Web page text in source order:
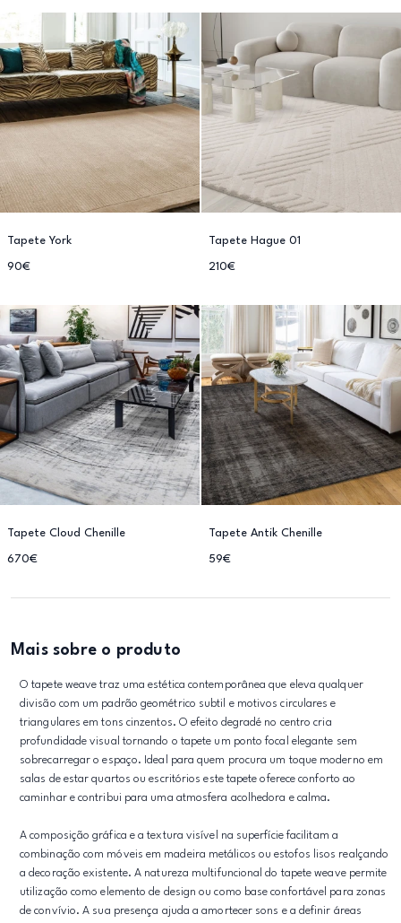
Tapete York
90€
Tapete Hague 01
210€
Tapete Cloud Chenille
670€
Tapete Antik Chenille
59€
Mais sobre o produto
O tapete weave traz uma estética contemporânea que eleva qualquer
divisão com um padrão geométrico subtil e motivos circulares e
triangulares em tons cinzentos. O efeito degradé no centro cria
profundidade visual tornando o tapete um ponto focal elegante sem
sobrecarregar o espaço. Ideal para quem procura um toque moderno em
salas de estar quartos ou escritórios este tapete oferece conforto ao
caminhar e contribui para uma atmosfera acolhedora e calma.
A composição gráfica e a textura visível na superfície facilitam a
combinação com móveis em madeira metálicos ou estofos lisos realçando
a decoração existente. A natureza multifuncional do tapete weave permite
utilização como elemento de design ou como base confortável para zonas
de convívio. A sua presença ajuda a amortecer sons e a definir áreas